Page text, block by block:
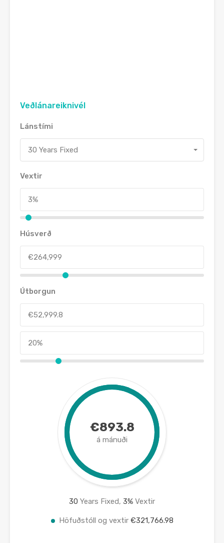
Veðlánareiknivél
Lánstími
30 Years Fixed
Vextir
Húsverð
Útborgun
€893.8
á mánuði
30 Years Fixed, 3% Vextir
Höfuðstóll og vextir €321,766.98